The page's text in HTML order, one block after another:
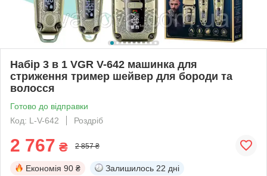
Набір 3 в 1 VGR V-642 машинка для
стриження тример шейвер для бороди та
волосся
Готово до відправки
Код: L-V-642
Роздріб
2 767 ₴ 2 857 ₴
Економія 90 ₴ Залишилось 22 дні